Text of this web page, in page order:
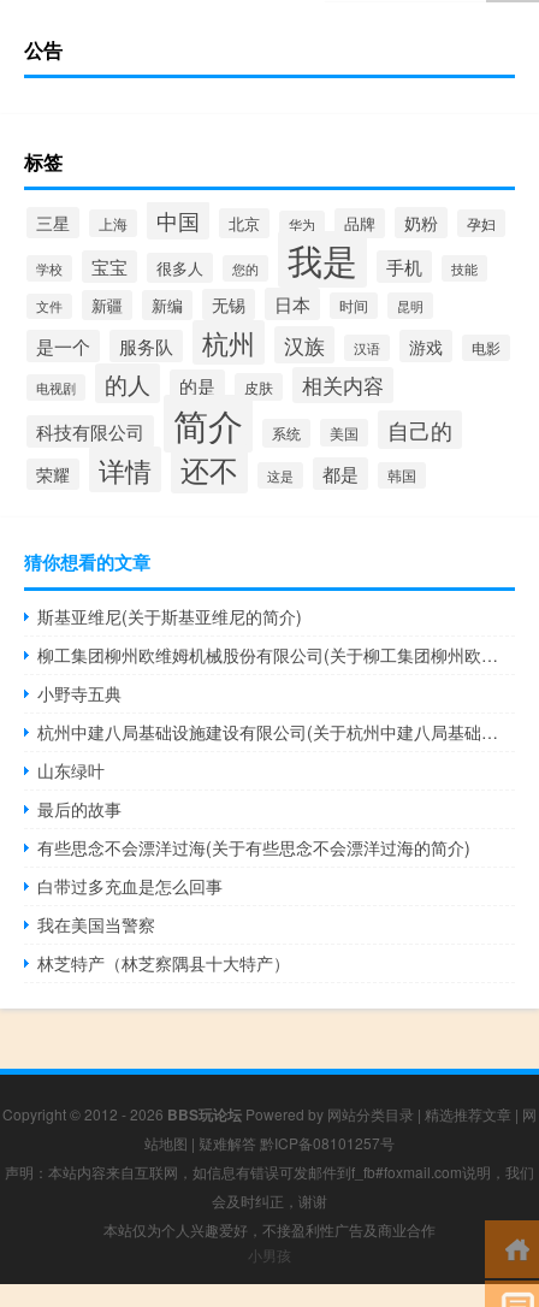
公告
标签
三星 上海 中国 北京 华为 品牌 奶粉 孕妇
学校 宝宝 很多人 您的 我是 手机 技能
文件 新疆 新编 无锡 日本 时间 昆明
是一个 服务队 杭州 汉族 汉语 游戏 电影
电视剧 的人 的是 皮肤 相关内容
科技有限公司 简介 系统 美国 自己的
荣耀 详情 还不 这是 都是 韩国
猜你想看的文章
斯基亚维尼(关于斯基亚维尼的简介)
柳工集团柳州欧维姆机械股份有限公司(关于柳工集团柳州欧维姆机械股份有限公司的简介)
小野寺五典
杭州中建八局基础设施建设有限公司(关于杭州中建八局基础设施建设有限公司的简介)
山东绿叶
最后的故事
有些思念不会漂洋过海(关于有些思念不会漂洋过海的简介)
白带过多充血是怎么回事
我在美国当警察
林芝特产（林芝察隅县十大特产）
Copyright © 2012 - 2026 BBS玩论坛 Powered by 网站分类目录 | 精选推荐文章 | 网
站地图 | 疑难解答 黔ICP备08101257号
声明：本站内容来自互联网，如信息有错误可发邮件到f_fb#foxmail.com说明，我们
会及时纠正，谢谢
本站仅为个人兴趣爱好，不接盈利性广告及商业合作
小男孩